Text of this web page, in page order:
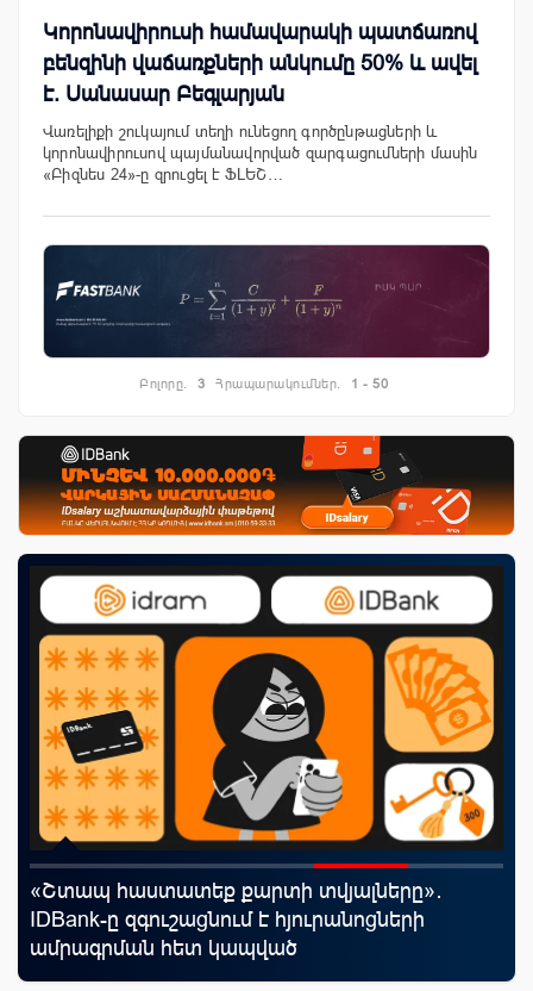
Կորոնավիրուսի համավարակի պատճառով
բենզինի վաճառքների անկումը 50% և ավել
է. Սանասար Բեգլարյան
Վառելիքի շուկայում տեղի ունեցող գործընթացների և
կորոնավիրուսով պայմանավորված զարգացումների մասին
«Բիզնես 24»-ը զրուցել է ՖԼԵՇ…
Բոլորը. 3 Հրապարակումներ. 1 - 50
«Շտապ հաստատեք քարտի տվյալները»․
IDBank-ը զգուշացնում է հյուրանոցների
ամրագրման հետ կապված
զեղծարարությունների մասին